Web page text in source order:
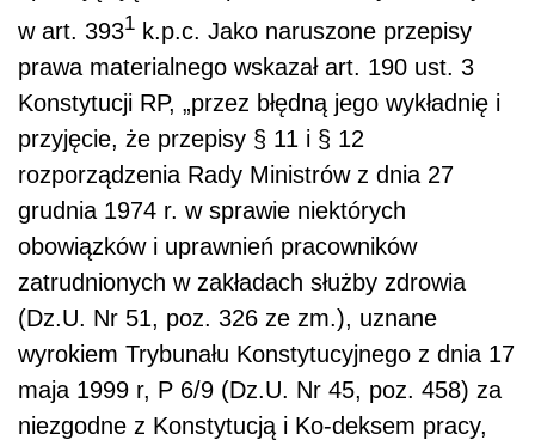
w art. 3931 k.p.c. Jako naruszone przepisy
prawa materialnego wskazał art. 190 ust. 3
Konstytucji RP, „przez błędną jego wykładnię i
przyjęcie, że przepisy § 11 i § 12
rozporządzenia Rady Ministrów z dnia 27
grudnia 1974 r. w sprawie niektórych
obowiązków i uprawnień pracowników
zatrudnionych w zakładach służby zdrowia
(Dz.U. Nr 51, poz. 326 ze zm.), uznane
wyrokiem Trybunału Konstytucyjnego z dnia 17
maja 1999 r, P 6/9 (Dz.U. Nr 45, poz. 458) za
niezgodne z Konstytucją i Ko-deksem pracy,